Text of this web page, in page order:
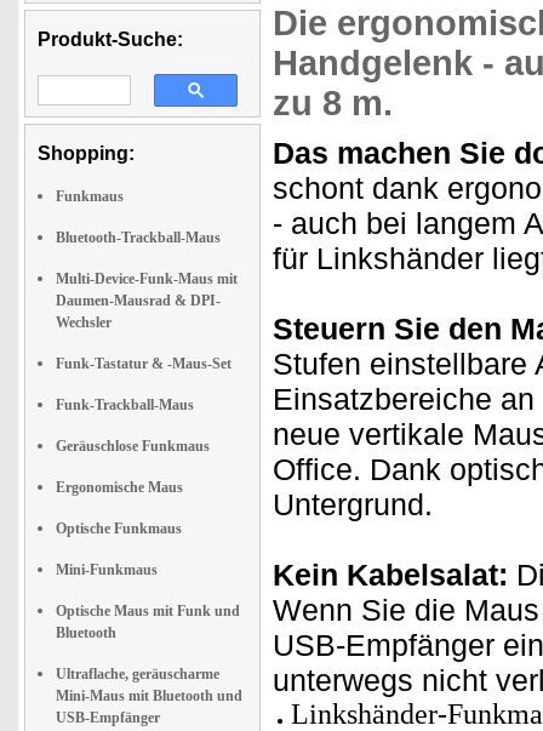
Produkt-Suche:
Shopping:
Funkmaus
Bluetooth-Trackball-Maus
Multi-Device-Funk-Maus mit
Daumen-Mausrad & DPI-
Wechsler
Funk-Tastatur & -Maus-Set
Funk-Trackball-Maus
Geräuschlose Funkmaus
Ergonomische Maus
Optische Funkmaus
Mini-Funkmaus
Optische Maus mit Funk und
Bluetooth
Ultraflache, geräuscharme
Mini-Maus mit Bluetooth und
USB-Empfänger
Die
Handgelenk -
zu 8 m.
Das machen Sie
schont dank
- auch bei langem
für Linkshänder
Steuern Sie den
Stufen einstellbare
Einsatzbereiche
neue vertikale
Office. Dank
Untergrund.
Kein Kabelsalat:
Wenn Sie die
USB-Empfänger
unterwegs nicht
Linkshänder-